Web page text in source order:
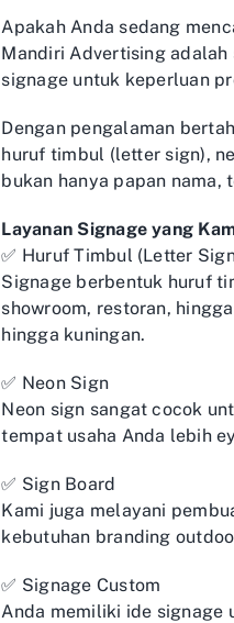
Apakah Anda sedang
Mandiri Advertising
signage untuk keperluan
Dengan pengalaman
huruf timbul (letter sign),
bukan hanya papan
Layanan Signage yang
✅ Huruf Timbul (Letter
Signage berbentuk huruf
showroom, restoran,
hingga kuningan.
✅ Neon Sign
Neon sign sangat cocok
tempat usaha Anda lebih
✅ Sign Board
Kami juga melayani
kebutuhan branding
✅ Signage Custom
Anda memiliki ide signage